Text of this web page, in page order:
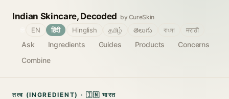
Indian Skincare, Decoded by CureSkin
Ask Ingredients Guides Products
Concerns
Combine
EN हिंदी Hinglish தமிழ் తెలుగు বাংলা मराठी
तत्व (INGREDIENT) · 🇮🇳 भारत